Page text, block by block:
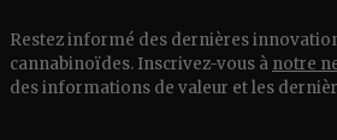
Restez informé des dernières
cannabinoïdes. Inscrivez-vous à notre
des informations de valeur et les